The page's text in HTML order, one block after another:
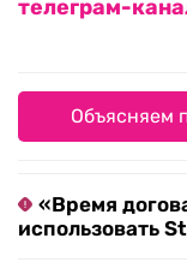
телеграм-
Объясняем
«Время
использовать